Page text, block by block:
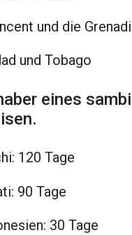
und die
und Tobago
eines
120 Tage
90 Tage
30 Tage